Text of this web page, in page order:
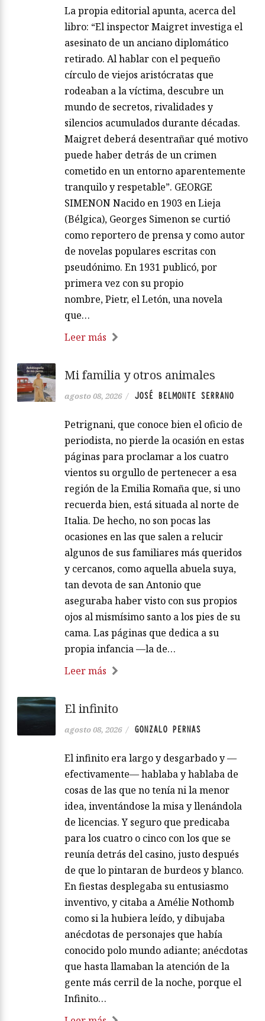
La propia editorial apunta, acerca del
libro: “El inspector Maigret investiga el
asesinato de un anciano diplomático
retirado. Al hablar con el pequeño
círculo de viejos aristócratas que
rodeaban a la víctima, descubre un
mundo de secretos, rivalidades y
silencios acumulados durante décadas.
Maigret deberá desentrañar qué motivo
puede haber detrás de un crimen
cometido en un entorno aparentemente
tranquilo y respetable”. GEORGE
SIMENON Nacido en 1903 en Lieja
(Bélgica), Georges Simenon se curtió
como reportero de prensa y como autor
de novelas populares escritas con
pseudónimo. En 1931 publicó, por
primera vez con su propio
nombre, Pietr, el Letón, una novela
que…
Leer más
Mi familia y otros animales
agosto 08, 2026 / JOSÉ BELMONTE SERRANO
Petrignani, que conoce bien el oficio de
periodista, no pierde la ocasión en estas
páginas para proclamar a los cuatro
vientos su orgullo de pertenecer a esa
región de la Emilia Romaña que, si uno
recuerda bien, está situada al norte de
Italia. De hecho, no son pocas las
ocasiones en las que salen a relucir
algunos de sus familiares más queridos
y cercanos, como aquella abuela suya,
tan devota de san Antonio que
aseguraba haber visto con sus propios
ojos al mismísimo santo a los pies de su
cama. Las páginas que dedica a su
propia infancia —la de…
Leer más
El infinito
agosto 08, 2026 / GONZALO PERNAS
El infinito era largo y desgarbado y —
efectivamente— hablaba y hablaba de
cosas de las que no tenía ni la menor
idea, inventándose la misa y llenándola
de licencias. Y seguro que predicaba
para los cuatro o cinco con los que se
reunía detrás del casino, justo después
de que lo pintaran de burdeos y blanco.
En fiestas desplegaba su entusiasmo
inventivo, y citaba a Amélie Nothomb
como si la hubiera leído, y dibujaba
anécdotas de personajes que había
conocido polo mundo adiante; anécdotas
que hasta llamaban la atención de la
gente más cerril de la noche, porque el
Infinito…